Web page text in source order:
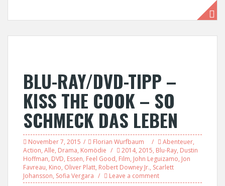
BLU-RAY/DVD-TIPP –
KISS THE COOK – SO
SCHMECK DAS LEBEN
November 7, 2015 Florian Wurfbaum Abenteuer,
Action, Alle, Drama, Komödie 2014, 2015, Blu-Ray, Dustin
Hoffman, DVD, Essen, Feel Good, Film, John Leguizamo, Jon
Favreau, Kino, Oliver Platt, Robert Downey Jr., Scarlett
Johansson, Sofia Vergara Leave a comment